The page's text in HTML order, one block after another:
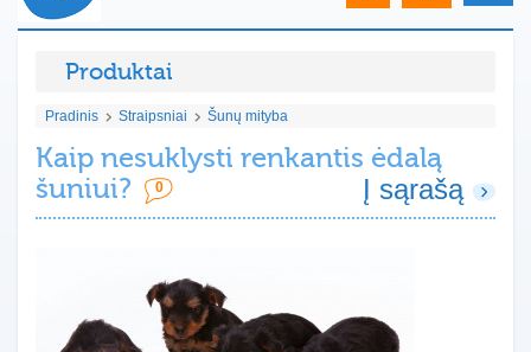
Produktai
Pradinis Straipsniai Šunų mityba
Kaip nesuklysti renkantis ėdalą
šuniui?
0 Į sąrašą